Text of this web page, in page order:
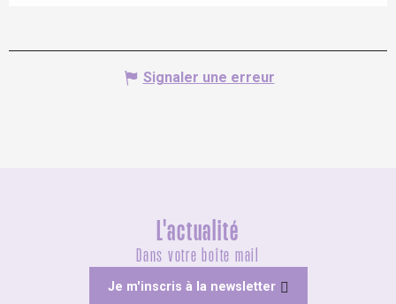
Signaler une erreur
L'actualité
Dans votre boîte mail
Je m'inscris à la newsletter